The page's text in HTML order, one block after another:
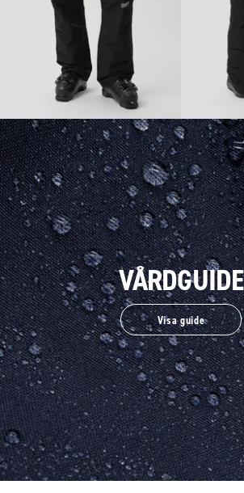
VÅRDGUIDE
Visa guide